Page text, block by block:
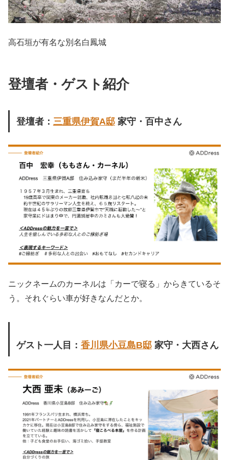
高石垣が有名な別名白鳳城
登壇者・ゲスト紹介
登壇者： 三重県伊賀A邸家守・百中さん
ニックネームのカーネルは「カーで寝る」からきているそ
う。それぐらい車が好きなんだとか。
ゲスト一人目： 香川県小豆島B邸家守・大西さん